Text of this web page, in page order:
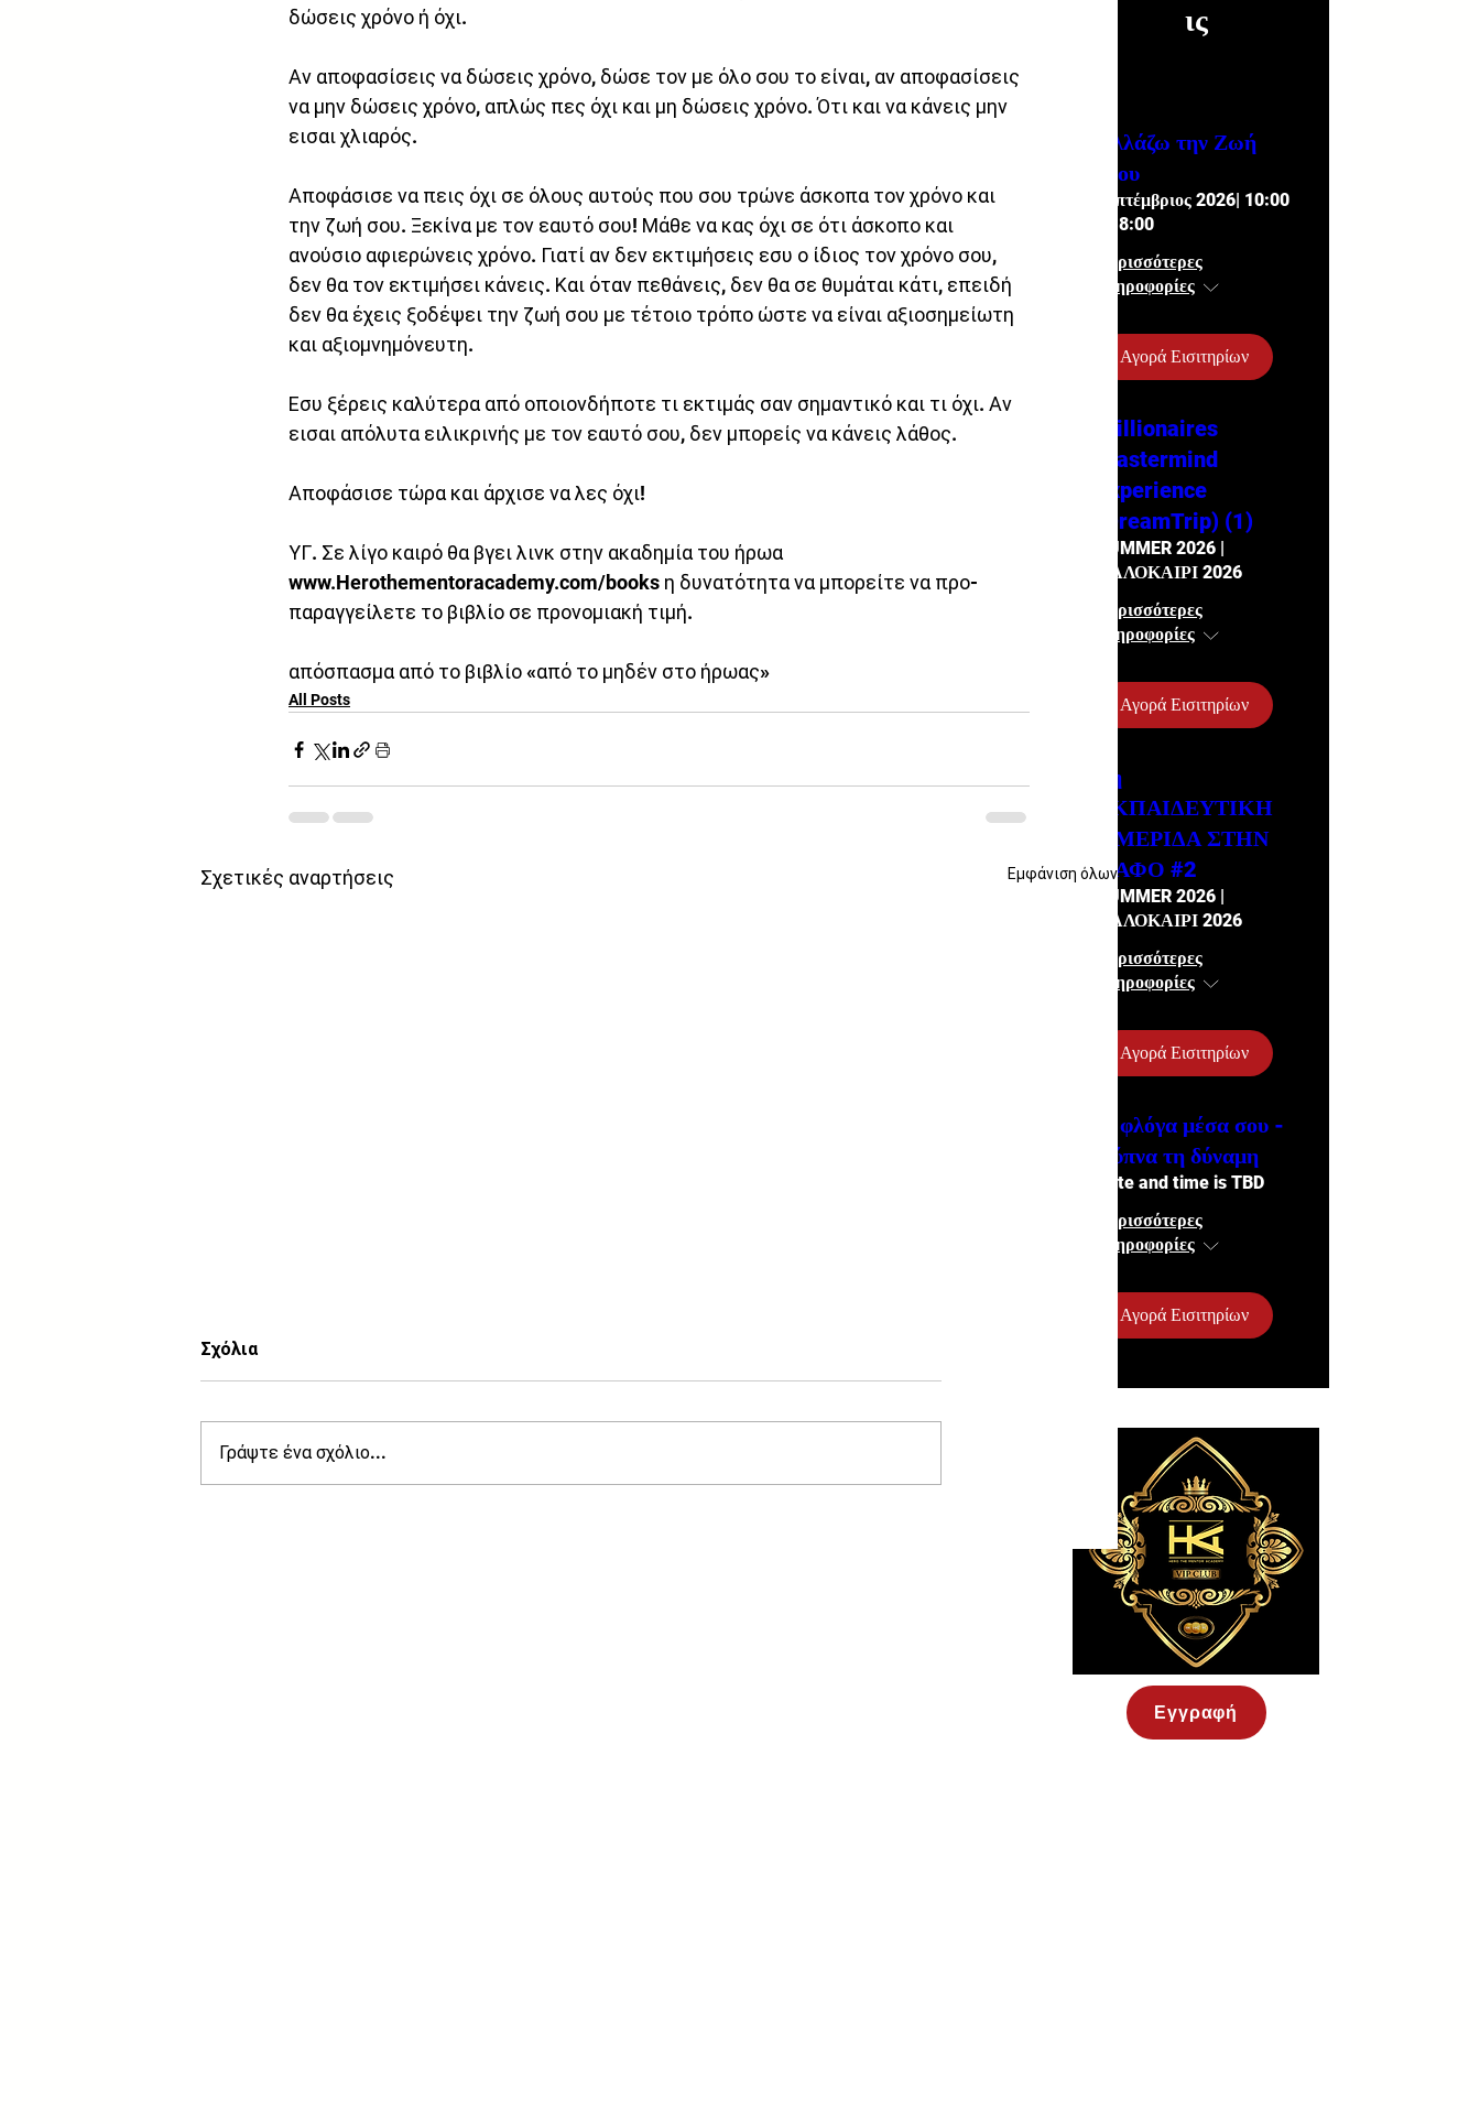
ις
Αλλάζω την Ζωή
Μου
Σεπτέμβριος 2026| 10:00
- 18:00
Περισσότερες
πληροφορίες
Αγορά Εισιτηρίων
Millionaires
Mastermind
Experience
(DreamTrip) (1)
SUMMER 2026 |
ΚΑΛΟΚΑΙΡΙ 2026
Περισσότερες
πληροφορίες
Αγορά Εισιτηρίων
2η
ΕΚΠΑΙΔΕΥΤΙΚΗ
ΗΜΕΡΙΔΑ ΣΤΗΝ
ΠΑΦΟ #2
SUMMER 2026 |
ΚΑΛΟΚΑΙΡΙ 2026
Περισσότερες
πληροφορίες
Αγορά Εισιτηρίων
Η φλόγα μέσα σου -
Ξύπνα τη δύναμη
Date and time is TBD
Περισσότερες
πληροφορίες
Αγορά Εισιτηρίων
Εγγραφή
δώσεις χρόνο ή όχι.
Αν αποφασίσεις να δώσεις χρόνο, δώσε τον με όλο σου το είναι, αν αποφασίσεις
να μην δώσεις χρόνο, απλώς πες όχι και μη δώσεις χρόνο. Ότι και να κάνεις μην
εισαι χλιαρός.
Αποφάσισε να πεις όχι σε όλους αυτούς που σου τρώνε άσκοπα τον χρόνο και
την ζωή σου. Ξεκίνα με τον εαυτό σου! Μάθε να κας όχι σε ότι άσκοπο και
ανούσιο αφιερώνεις χρόνο. Γιατί αν δεν εκτιμήσεις εσυ ο ίδιος τον χρόνο σου,
δεν θα τον εκτιμήσει κάνεις. Και όταν πεθάνεις, δεν θα σε θυμάται κάτι, επειδή
δεν θα έχεις ξοδέψει την ζωή σου με τέτοιο τρόπο ώστε να είναι αξιοσημείωτη
και αξιομνημόνευτη.
Εσυ ξέρεις καλύτερα από οποιονδήποτε τι εκτιμάς σαν σημαντικό και τι όχι. Αν
εισαι απόλυτα ειλικρινής με τον εαυτό σου, δεν μπορείς να κάνεις λάθος.
Αποφάσισε τώρα και άρχισε να λες όχι!
ΥΓ. Σε λίγο καιρό θα βγει λινκ στην ακαδημία του ήρωα
www.Herothementoracademy.com/books η δυνατότητα να μπορείτε να προ-
παραγγείλετε το βιβλίο σε προνομιακή τιμή.
απόσπασμα από το βιβλίο «από το μηδέν στο ήρωας»
All Posts
Σχετικές αναρτήσεις Εμφάνιση όλων
Ενημερώσεις
Σχόλια
Γράψτε ένα σχόλιο...